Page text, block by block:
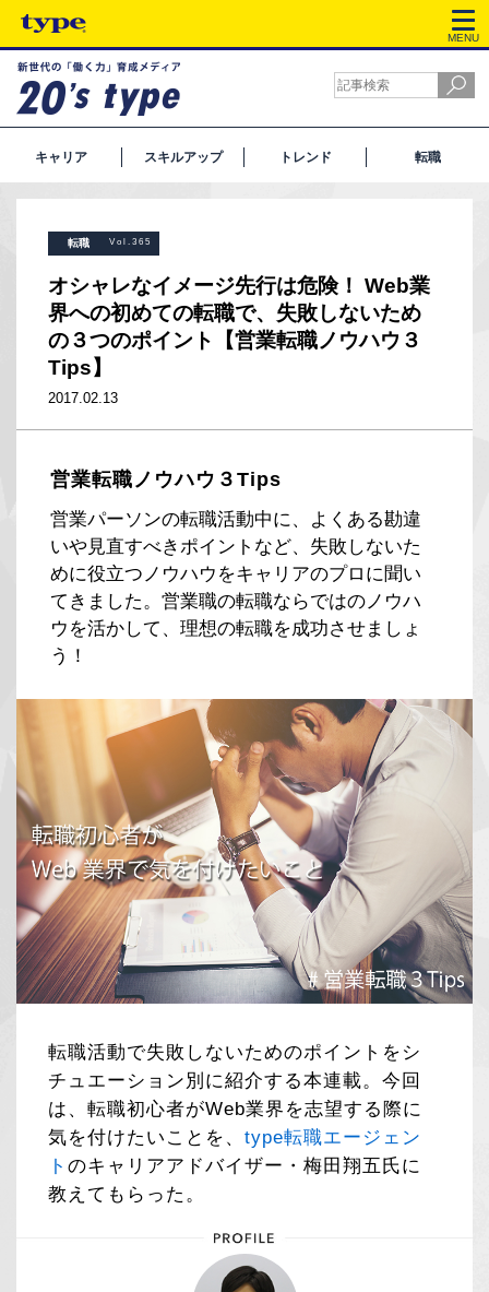
MENU
キャリア スキルアップ トレンド 転職
転職 Vol.365
オシャレなイメージ先行は危険！ Web業
界への初めての転職で、失敗しないため
の３つのポイント【営業転職ノウハウ３
Tips】
2017.02.13
営業転職ノウハウ３Tips
営業パーソンの転職活動中に、よくある勘違
いや見直すべきポイントなど、失敗しないた
めに役立つノウハウをキャリアのプロに聞い
てきました。営業職の転職ならではのノウハ
ウを活かして、理想の転職を成功させましょ
う！
転職活動で失敗しないためのポイントをシ
チュエーション別に紹介する本連載。今回
は、転職初心者がWeb業界を志望する際に
気を付けたいことを、type転職エージェン
トのキャリアアドバイザー・梅田翔五氏に
教えてもらった。